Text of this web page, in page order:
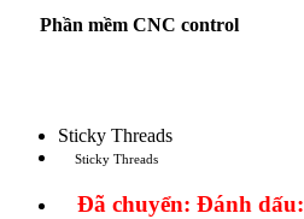
Phần mềm CNC control
Sticky Threads
Sticky Threads
Đã chuyển: Đánh dấu: